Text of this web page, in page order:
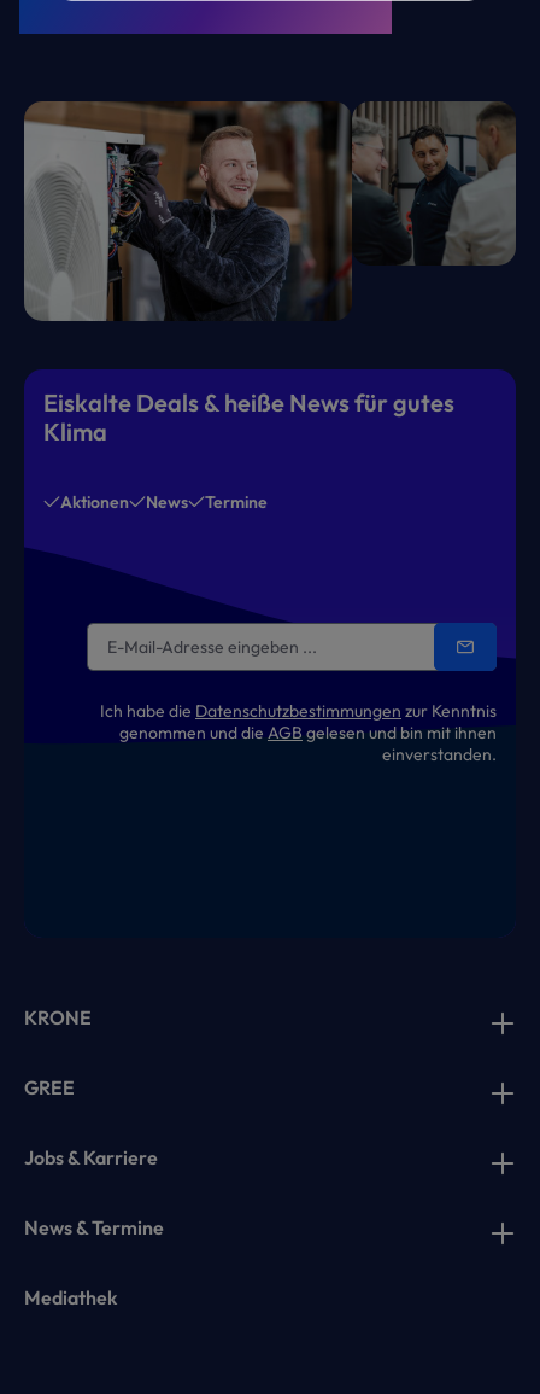
Kälte. Klima. KRONE.
Eiskalte Deals & heiße News für gutes
Klima
Aktionen News Termine
Ich habe die Datenschutzbestimmungen zur Kenntnis
genommen und die AGB gelesen und bin mit ihnen
einverstanden.
KRONE
GREE
Jobs & Karriere
News & Termine
Mediathek